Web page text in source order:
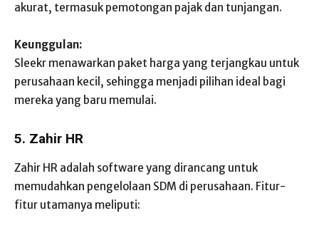
akurat, termasuk pemotongan pajak dan tunjangan.
Keunggulan:
Sleekr menawarkan paket harga yang terjangkau untuk
perusahaan kecil, sehingga menjadi pilihan ideal bagi
mereka yang baru memulai.
5. Zahir HR
Zahir HR adalah software yang dirancang untuk
memudahkan pengelolaan SDM di perusahaan. Fitur-
fitur utamanya meliputi: